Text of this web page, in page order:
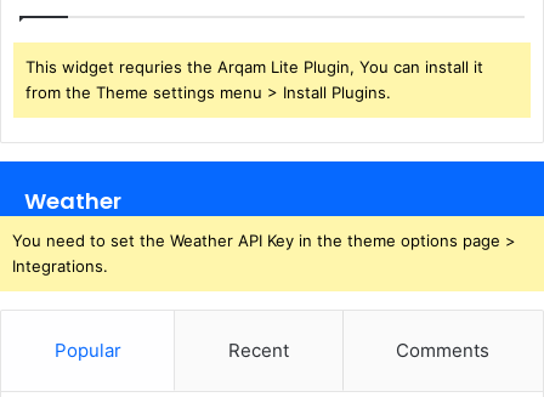
This widget requries the Arqam Lite Plugin, You can install it
from the Theme settings menu > Install Plugins.
Weather
You need to set the Weather API Key in the theme options page >
Integrations.
Popular Recent Comments